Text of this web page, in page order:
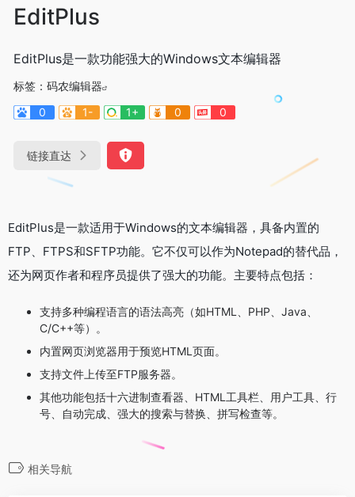
EditPlus
EditPlus是一款功能强大的Windows文本编辑器
标签： 码农编辑器
0
1- 1+ 0 0
链接直达
EditPlus是一款适用于Windows的文本编辑器，具备内置的
FTP、FTPS和SFTP功能。它不仅可以作为Notepad的替代品，
还为网页作者和程序员提供了强大的功能。主要特点包括：
支持多种编程语言的语法高亮（如HTML、PHP、Java、
C/C++等）。
内置网页浏览器用于预览HTML页面。
支持文件上传至FTP服务器。
其他功能包括十六进制查看器、HTML工具栏、用户工具、行
号、自动完成、强大的搜索与替换、拼写检查等。
相关导航